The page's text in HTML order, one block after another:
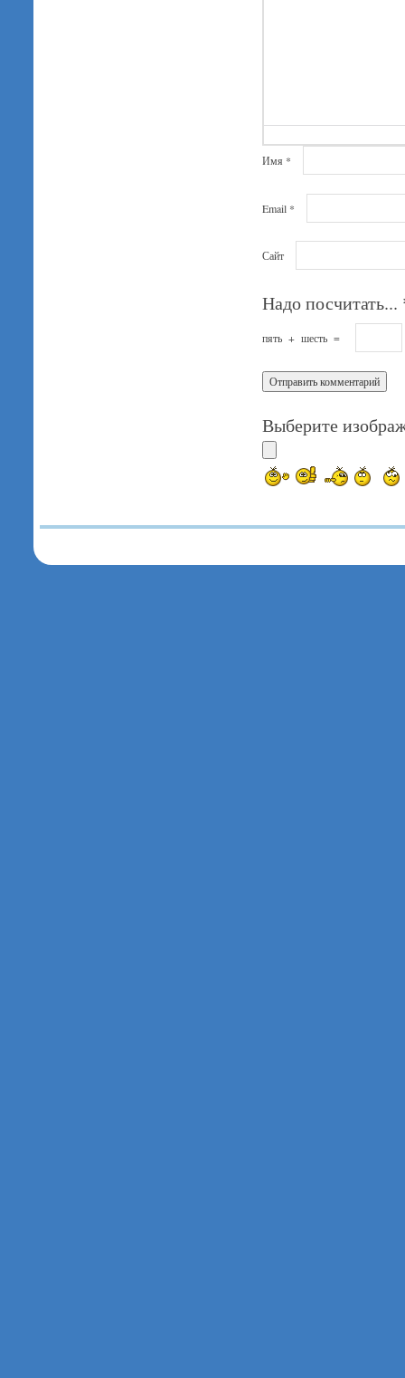
Имя *
Email *
Сайт
Надо посчитать...
пять + шесть =
Выберите